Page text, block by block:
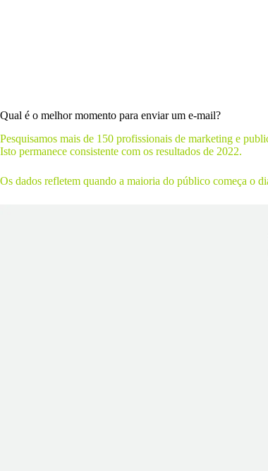
Qual é o melhor momento para enviar um e-mail?
Pesquisamos mais de 150 profissionais de marketing e
Isto permanece consistente com os resultados de 2022.
Os dados refletem quando a maioria do público começa o